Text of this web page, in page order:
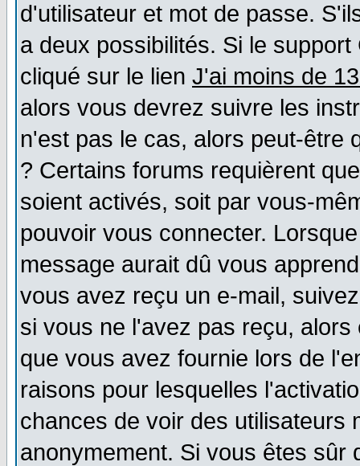
d'utilisateur et mot de passe.
a deux possibilités. Si le
cliqué sur le lien J'ai moins de
alors vous devrez suivre les
n'est pas le cas, alors peut-être
? Certains forums requièrent
soient activés, soit par vous-
pouvoir vous connecter.
message aurait dû vous
vous avez reçu un e-mail,
si vous ne l'avez pas reçu,
que vous avez fournie lors de
raisons pour lesquelles
chances de voir des utilisateurs
anonymement. Si vous êtes sûr